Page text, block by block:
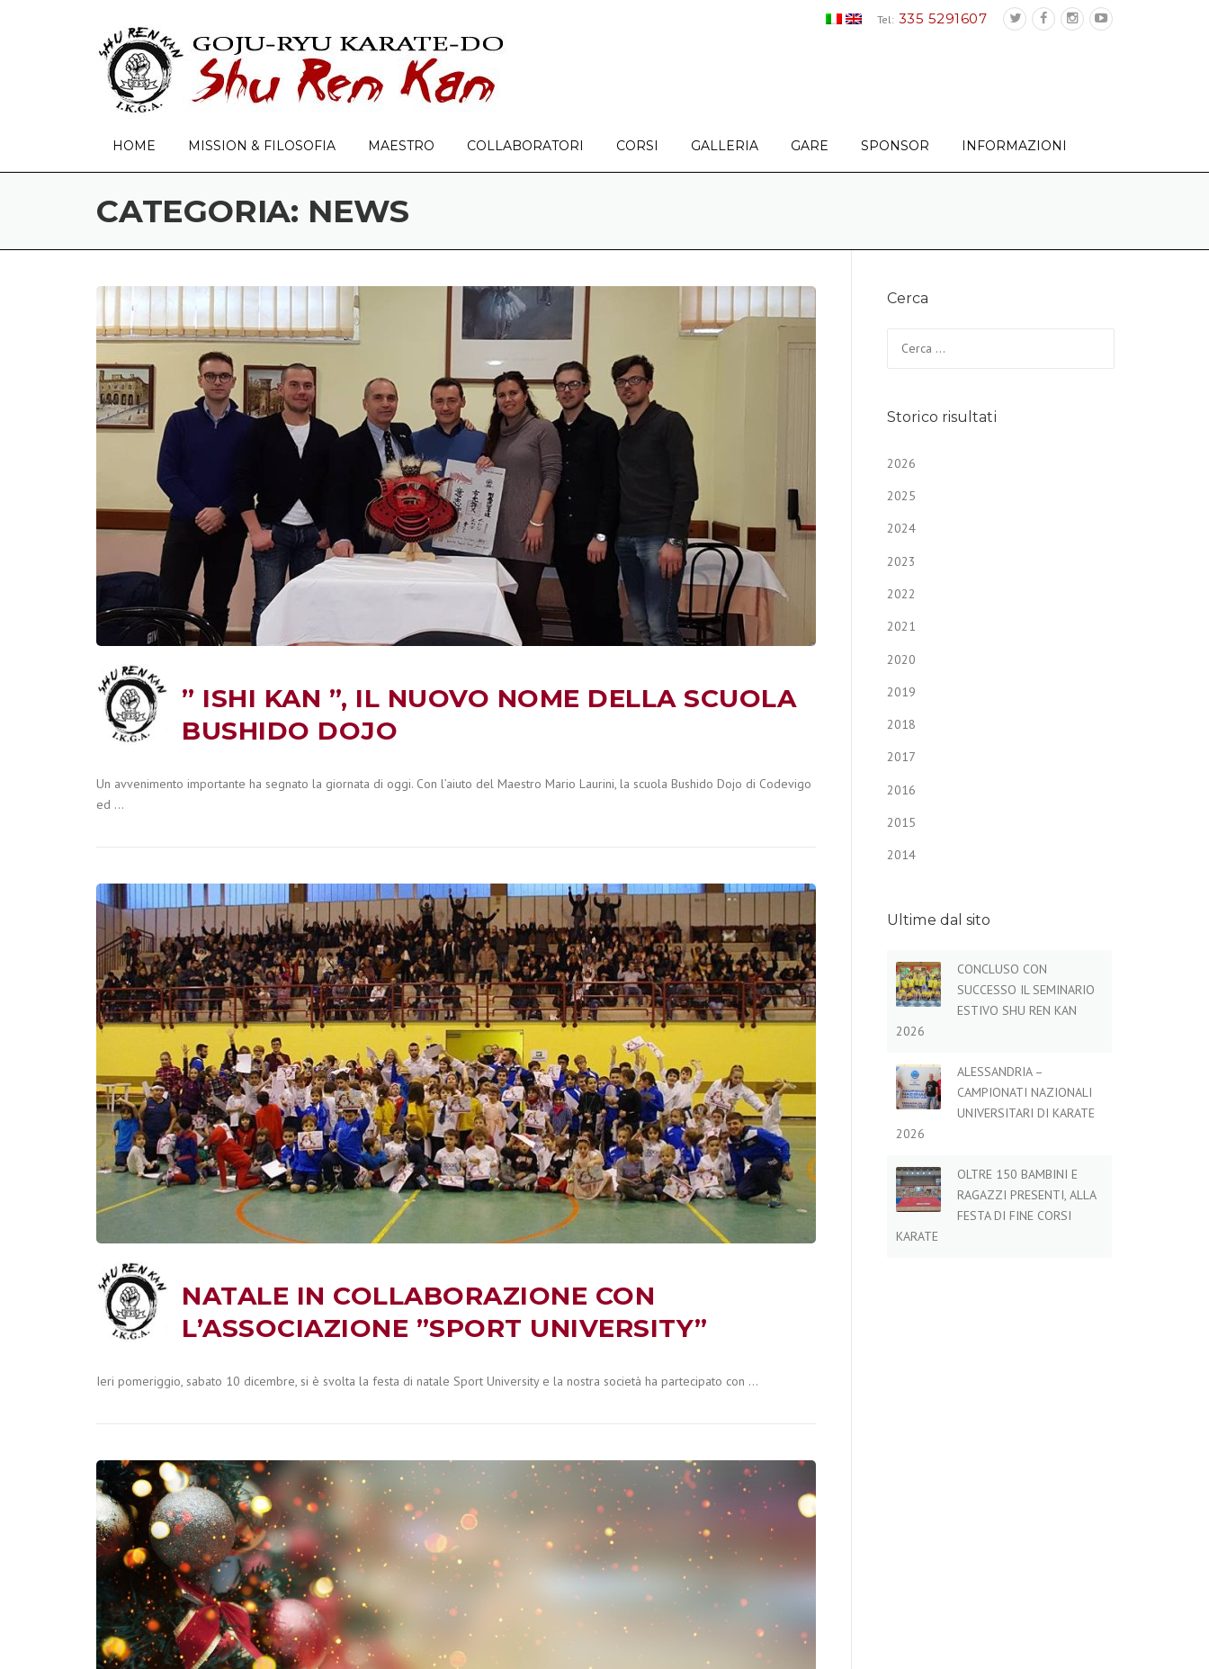
Tel: 335 5291607
HOME MISSION & FILOSOFIA MAESTRO COLLABORATORI CORSI GALLERIA GARE SPONSOR INFORMAZIONI
CATEGORIA: NEWS
” ISHI KAN ”, IL NUOVO NOME DELLA SCUOLA
BUSHIDO DOJO
Un avvenimento importante ha segnato la giornata di oggi. Con l’aiuto del Maestro Mario Laurini, la scuola Bushido Dojo di Codevigo
ed …
NATALE IN COLLABORAZIONE CON
L’ASSOCIAZIONE ”SPORT UNIVERSITY”
Ieri pomeriggio, sabato 10 dicembre, si è svolta la festa di natale Sport University e la nostra società ha partecipato con …
Cerca
Storico risultati
2026
2025
2024
2023
2022
2021
2020
2019
2018
2017
2016
2015
2014
Ultime dal sito
CONCLUSO CON
SUCCESSO IL SEMINARIO
ESTIVO SHU REN KAN
2026
ALESSANDRIA –
CAMPIONATI NAZIONALI
UNIVERSITARI DI KARATE
2026
OLTRE 150 BAMBINI E
RAGAZZI PRESENTI, ALLA
FESTA DI FINE CORSI
KARATE